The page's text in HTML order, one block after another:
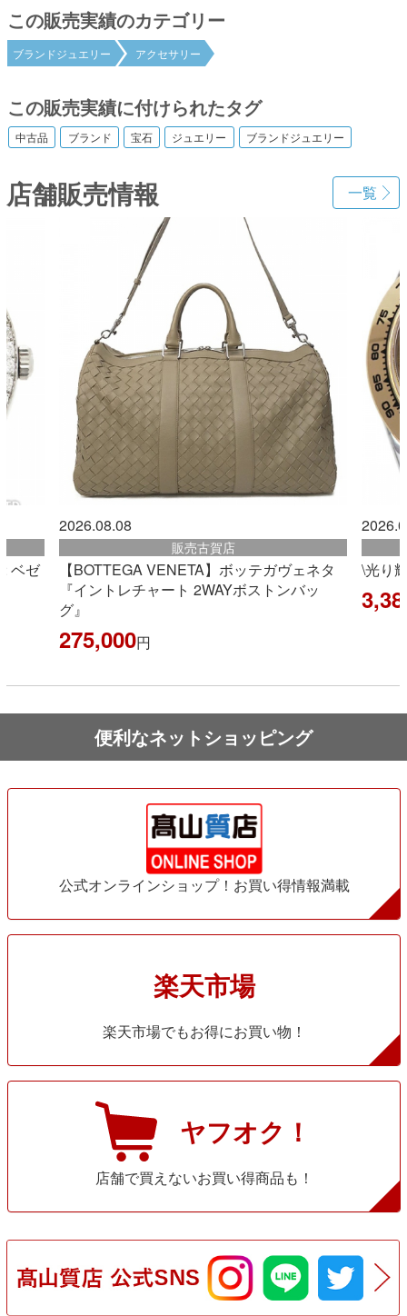
この販売実績のカテゴリー
ブランドジュエリー アクセサリー
この販売実績に付けられたタグ
中古品 ブランド 宝石 ジュエリー ブランドジュエリー
一覧
店舗販売情報
ベゼ
2026.08.08
販売古賀店
【BOTTEGA VENETA】ボッテガヴェネタ
『イントレチャート 2WAYボストンバッ
グ』
275,000円
\光り
便利なネットショッピング
公式オンラインショップ！お買い得情報満載
楽天市場
楽天市場でもお得にお買い物！
ヤフオク！
店舗で買えないお買い得商品も！